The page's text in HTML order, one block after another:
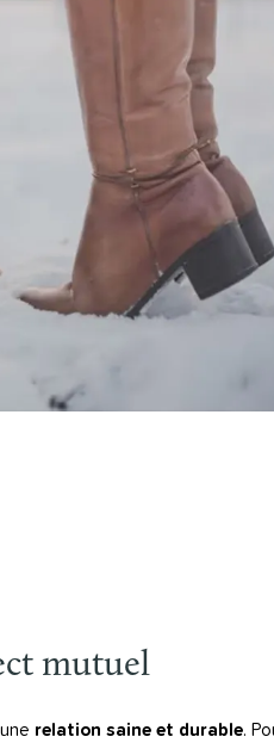
mutuel
relation saine et durable.